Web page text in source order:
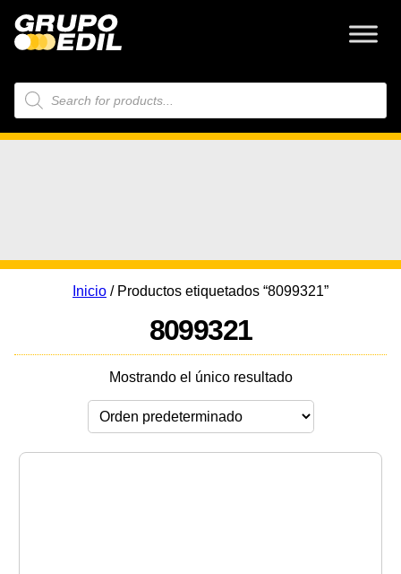
Búsqueda
de
productos
Inicio / Productos etiquetados “8099321”
8099321
Mostrando el único resultado